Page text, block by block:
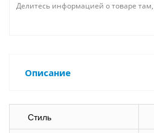
Делитесь информацией о товаре там,
Описание
Стиль